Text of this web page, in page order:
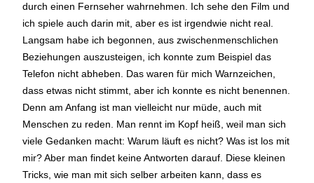
durch einen Fernseher wahrnehmen. Ich sehe den Film und
ich spiele auch darin mit, aber es ist irgendwie nicht real.
Langsam habe ich begonnen, aus zwischenmenschlichen
Beziehungen auszusteigen, ich konnte zum Beispiel das
Telefon nicht abheben. Das waren für mich Warnzeichen,
dass etwas nicht stimmt, aber ich konnte es nicht benennen.
Denn am Anfang ist man vielleicht nur müde, auch mit
Menschen zu reden. Man rennt im Kopf heiß, weil man sich
viele Gedanken macht: Warum läuft es nicht? Was ist los mit
mir? Aber man findet keine Antworten darauf. Diese kleinen
Tricks, wie man mit sich selber arbeiten kann, dass es